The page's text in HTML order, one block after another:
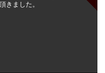
頂きました。
・任意整理担当の弁護士さまへ